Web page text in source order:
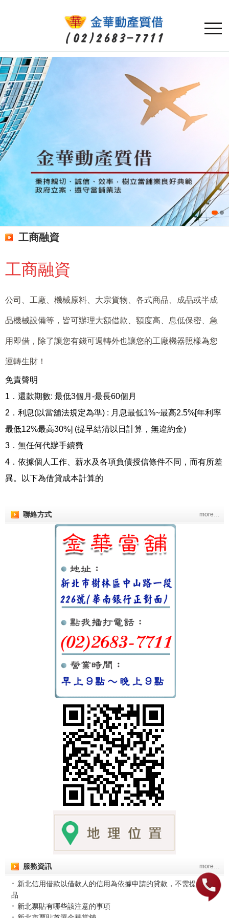
工商融資
工商融資
公司、工廠、機械原料、大宗貨物、各式商品、成品或半成
品機械設備等，皆可辦理大額借款、額度高、息低保密、急
用即借，除了讓您有錢可週轉外也讓您的工廠機器照樣為您
運轉生財！
免責聲明
1．還款期數: 最低3個月-最長60個月
2．利息(以當舖法規定為準) : 月息最低1%~最高2.5%[年利率
最低12%最高30%] (提早結清以日計算，無違約金)
3．無任何代辦手續費
4．依據個人工作、薪水及各項負債授信條件不同，而有所差
異。以下為借貸成本計算的
聯絡方式 more…
服務資訊 more…
新北信用借款以借款人的信用為依據申請的貸款，不需提供抵押
品
新北票貼有哪些該注意的事項